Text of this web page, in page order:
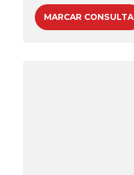
MARCAR CONSULTA